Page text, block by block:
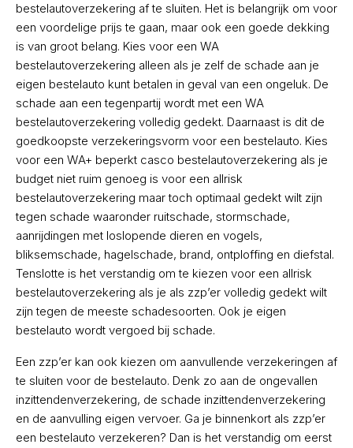
bestelautoverzekering af te sluiten. Het is belangrijk om voor
een voordelige prijs te gaan, maar ook een goede dekking
is van groot belang. Kies voor een WA
bestelautoverzekering alleen als je zelf de schade aan je
eigen bestelauto kunt betalen in geval van een ongeluk. De
schade aan een tegenpartij wordt met een WA
bestelautoverzekering volledig gedekt. Daarnaast is dit de
goedkoopste verzekeringsvorm voor een bestelauto. Kies
voor een WA+ beperkt casco bestelautoverzekering als je
budget niet ruim genoeg is voor een allrisk
bestelautoverzekering maar toch optimaal gedekt wilt zijn
tegen schade waaronder ruitschade, stormschade,
aanrijdingen met loslopende dieren en vogels,
bliksemschade, hagelschade, brand, ontploffing en diefstal.
Tenslotte is het verstandig om te kiezen voor een allrisk
bestelautoverzekering als je als zzp’er volledig gedekt wilt
zijn tegen de meeste schadesoorten. Ook je eigen
bestelauto wordt vergoed bij schade.
Een zzp’er kan ook kiezen om aanvullende verzekeringen af
te sluiten voor de bestelauto. Denk zo aan de ongevallen
inzittendenverzekering, de schade inzittendenverzekering
en de aanvulling eigen vervoer. Ga je binnenkort als zzp’er
een bestelauto verzekeren? Dan is het verstandig om eerst